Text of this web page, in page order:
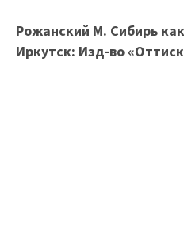
Рожанский М. Сибирь
Иркутск: Изд-во